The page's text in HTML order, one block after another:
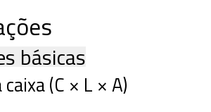
básicas
(C × L × A)